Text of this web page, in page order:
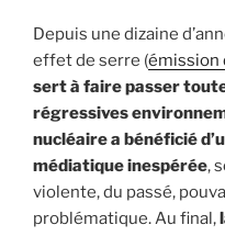
Depuis une dizaine
effet de serre (émission
sert à faire passer
régressives
nucléaire a bénéficié
médiatique inespérée,
violente, du passé,
problématique. Au final,